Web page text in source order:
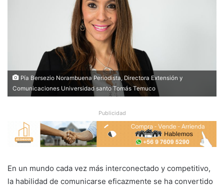
Pía Bersezio Norambuena Periodista, Directora Extensión y
Comunicaciones Universidad santo Tomás Temuco
Publicidad
En un mundo cada vez más interconectado y competitivo,
la habilidad de comunicarse eficazmente se ha convertido